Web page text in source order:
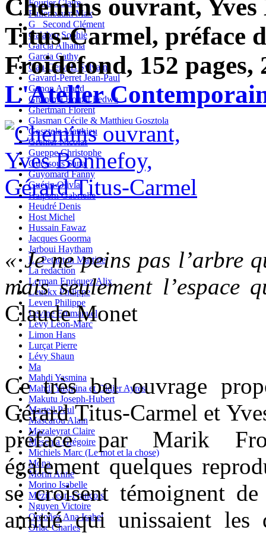
Fourier Claire
Fullenbaum Max
G_ Second Clément
Galabru Sophie
Garcia Alhama
Garcia Cathy
Gau-Gervais Sylvain
Gavard-Perret Jean-Paul
Genon Arnaud
Ghanima Bouzit Fedwa
Ghertman Florent
Glasman Cécile & Matthieu Gosztola
Gosztola Matthieu
Grenier Nicolas
Gueppe Christophe
Guessous Sana
Guyomard Fanny
Guérin Olivia
Halpern Gabrielle
Heudré Denis
Host Michel
Hussain Fawaz
Jacques Goorma
Jarboui Haytham
L_ Petauton Martine
La redaction
Lerman Enriquez Alix
Leuckx Philippe
Leven Philippe
Levine Emmanuel
Levy Leon-Marc
Limon Hans
Lurçat Pierre
Lévy Shaun
Ma
Mahdi Yasmina
Mahdi Yasmina et Didier Ayres
Makutu Joseph-Hubert
Martell Paul
Mascarou Alain
Mazaleyrat Claire
Meschia Grégoire
Michiels Marc (Le mot et la chose)
Mona
Morin Anne
Morino Isabelle
Mézil Jean-François
Nguyen Victoire
Ordoñez Ana Isabel
Orlac Charles
Chemins ouvrant,
Titus-Carmel, préface
Froidefond, 152
L'Atelier
« Je ne peins pas l’arbre
mais seulement l’espace
Claude Monet
Ce très bel ouvrage
Gérard Titus-Carmel et
préface par Marik
également quelques
se croisent témoignent
amitié qui unissaient les